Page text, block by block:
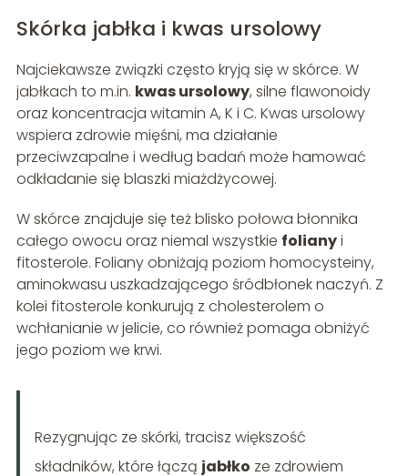
Skórka jabłka i kwas ursolowy
Najciekawsze związki często kryją się w skórce. W
jabłkach to m.in. kwas ursolowy, silne flawonoidy
oraz koncentracja witamin A, K i C. Kwas ursolowy
wspiera zdrowie mięśni, ma działanie
przeciwzapalne i według badań może hamować
odkładanie się blaszki miażdżycowej.
W skórce znajduje się też blisko połowa błonnika
całego owocu oraz niemal wszystkie folianyi
fitosterole. Foliany obniżają poziom homocysteiny,
aminokwasu uszkadzającego śródbłonek naczyń. Z
kolei fitosterole konkurują z cholesterolem o
wchłanianie w jelicie, co również pomaga obniżyć
jego poziom we krwi.
Rezygnując ze skórki, tracisz większość
składników, które łączą jabłko ze zdrowiem